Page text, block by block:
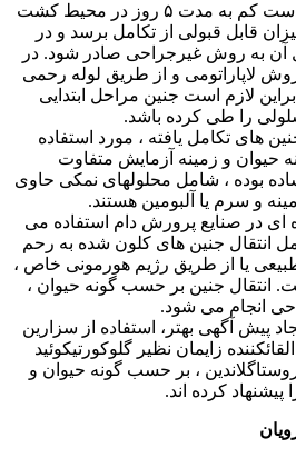
جنین های بازسازی شده ، دست کم به مدت ۵ روز در محیط کشت
قابل قبولی از تکامل برسد و در
آن به روش غیرجراحی صادر شود. در
روش لاپاراتومی و از طریق لوله رحمی
لازم است جنین مراحل ابتدایی
را طی کرده باشد.
های تکامل یافته ، مورد استفاده
حیوان و زمینه آزمایش متفاوت
بوده ، شامل محلولهای نمکی حاوی
و سرم یا آلبومین هستند.
ای در صنایع پرورش دام استفاده می
انتقال جنین های کلون شده به رحم
یا از طریق رژیم هورمونی خاص ،
انتقال جنین بر حسب گونه حیوان ،
انجام می شود.
پیش آگهی بهتر، استفاده از سزارین
زایمان نظیر گلوکورتیکوئید
پروستاگلاندین ، بر حسب گونه حیوان و
پیشنهاد کرده اند.